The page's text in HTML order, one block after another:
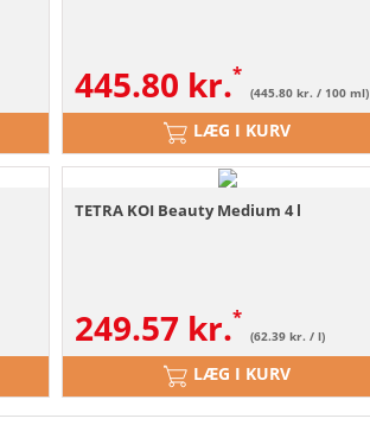
445.80 kr. (445.80 kr. / 100 ml)
LÆG I KURV
TETRA KOI Beauty Medium 4 l
249.57 kr. (62.39 kr. / l)
LÆG I KURV